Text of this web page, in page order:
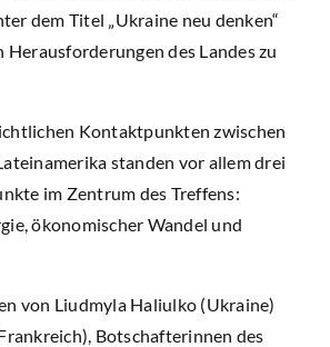
dem Titel „Ukraine neu denken“
Herausforderungen des Landes zu
Kontaktpunkten zwischen
standen vor allem drei
im Zentrum des Treffens:
ökonomischer Wandel und
von Liudmyla Haliulko (Ukraine)
Botschafterinnen des